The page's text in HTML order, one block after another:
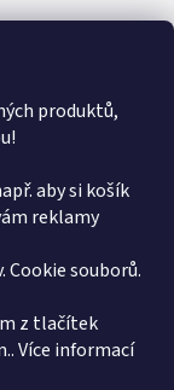
produktů,
aby si košík
reklamy
Cookie souborů.
z tlačítek
Více informací
na
nebo s ní